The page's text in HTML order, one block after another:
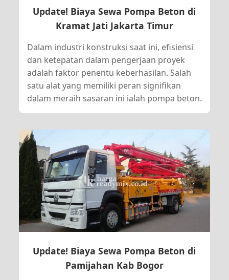
Update! Biaya Sewa Pompa Beton di
Kramat Jati Jakarta Timur
Dalam industri konstruksi saat ini, efisiensi
dan ketepatan dalam pengerjaan proyek
adalah faktor penentu keberhasilan. Salah
satu alat yang memiliki peran signifikan
dalam meraih sasaran ini ialah pompa beton.
Update! Biaya Sewa Pompa Beton di
Pamijahan Kab Bogor